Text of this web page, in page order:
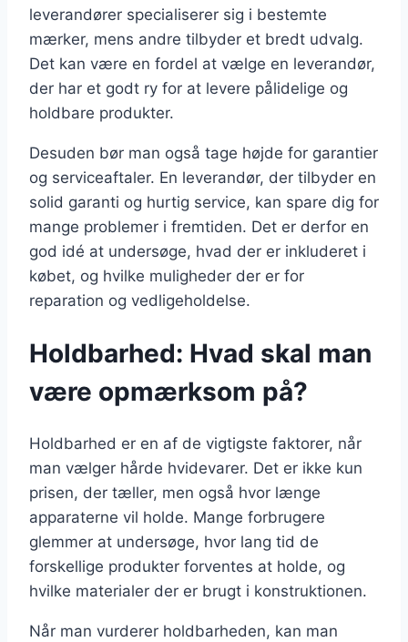
leverandører specialiserer sig i bestemte
mærker, mens andre tilbyder et bredt udvalg.
Det kan være en fordel at vælge en leverandør,
der har et godt ry for at levere pålidelige og
holdbare produkter.
Desuden bør man også tage højde for garantier
og serviceaftaler. En leverandør, der tilbyder en
solid garanti og hurtig service, kan spare dig for
mange problemer i fremtiden. Det er derfor en
god idé at undersøge, hvad der er inkluderet i
købet, og hvilke muligheder der er for
reparation og vedligeholdelse.
Holdbarhed: Hvad skal man
være opmærksom på?
Holdbarhed er en af de vigtigste faktorer, når
man vælger hårde hvidevarer. Det er ikke kun
prisen, der tæller, men også hvor længe
apparaterne vil holde. Mange forbrugere
glemmer at undersøge, hvor lang tid de
forskellige produkter forventes at holde, og
hvilke materialer der er brugt i konstruktionen.
Når man vurderer holdbarheden, kan man